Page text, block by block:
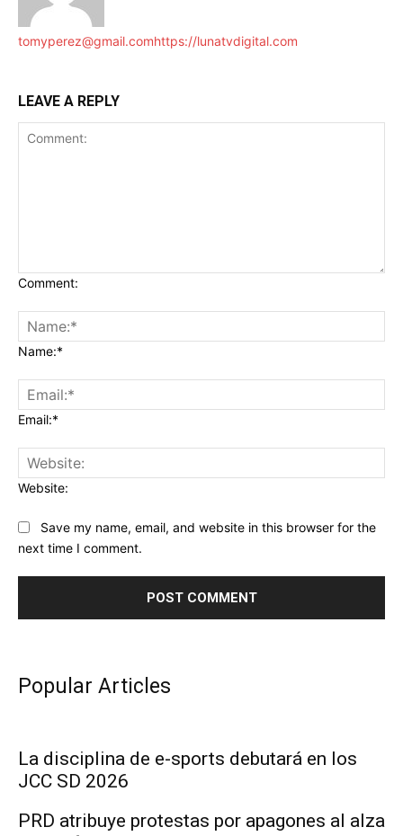
tomyperez@gmail.comhttps://lunatvdigital.com
LEAVE A REPLY
Comment:
Name:*
Email:*
Website:
Save my name, email, and website in this browser for the
next time I comment.
Popular Articles
La disciplina de e-sports debutará en los
JCC SD 2026
PRD atribuye protestas por apagones al alza